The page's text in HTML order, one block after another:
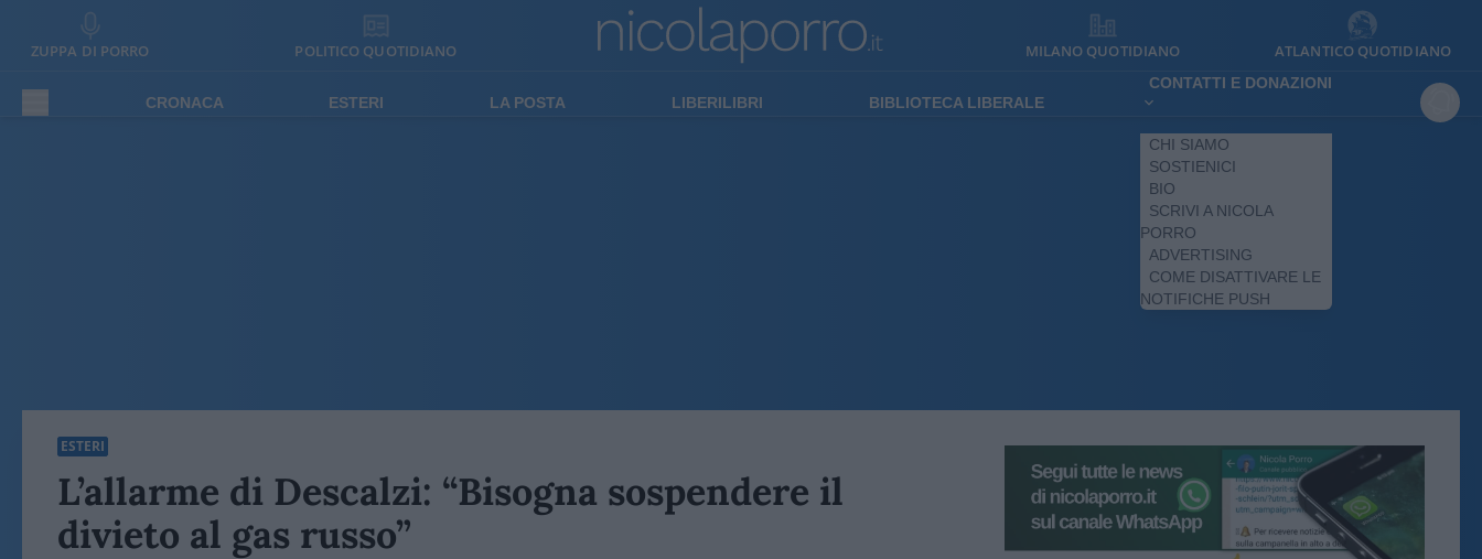
ZUPPA DI PORRO POLITICO QUOTIDIANO MILANO QUOTIDIANO ATLANTICO QUOTIDIANO
CRONACA ESTERI LA POSTA LIBERILIBRI BIBLIOTECA LIBERALE
CONTATTI E DONAZIONI
CHI SIAMO
SOSTIENICI
BIO
SCRIVI A NICOLA
PORRO
ADVERTISING
COME DISATTIVARE LE
NOTIFICHE PUSH
ESTERI
L’allarme di Descalzi: “Bisogna sospendere il
divieto al gas russo”